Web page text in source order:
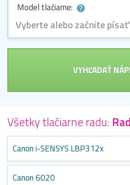
Model tlačiarne:
Vyberte alebo začnite písať
VYHĽADAŤ
Všetky tlačiarne radu:
Canon i-SENSYS LBP312x
Canon 6020